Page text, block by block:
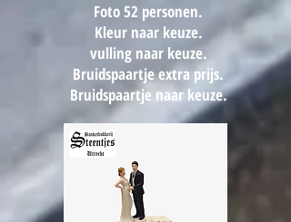
Foto 52 personen.
Kleur naar keuze.
vulling naar keuze.
Bruidspaartje extra prijs.
Bruidspaartje naar keuze.